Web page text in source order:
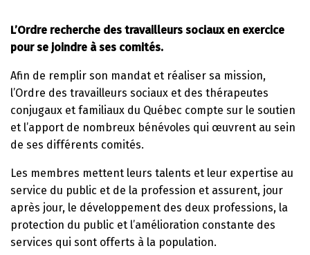
L’Ordre recherche des travailleurs sociaux en exercice
pour se joindre à ses comités.
Afin de remplir son mandat et réaliser sa mission,
l’Ordre des travailleurs sociaux et des thérapeutes
conjugaux et familiaux du Québec compte sur le soutien
et l’apport de nombreux bénévoles qui œuvrent au sein
de ses différents comités.
Les membres mettent leurs talents et leur expertise au
service du public et de la profession et assurent, jour
après jour, le développement des deux professions, la
protection du public et l’amélioration constante des
services qui sont offerts à la population.